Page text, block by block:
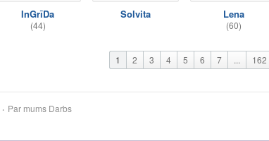
InGrīDa
(44)
Solvita Lena
(60)
1 2 3 4 5 6 7 ... 162
Par mums Darbs